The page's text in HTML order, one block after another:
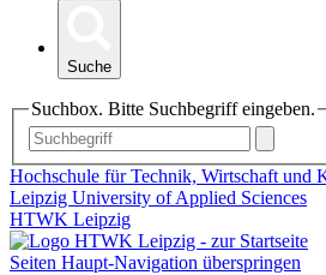
Suche
Suchbox. Bitte Suchbegriff eingeben.
Hochschule für Technik, Wirtschaft und
Leipzig University of Applied Sciences
HTWK Leipzig
Seiten Haupt-Navigation überspringen